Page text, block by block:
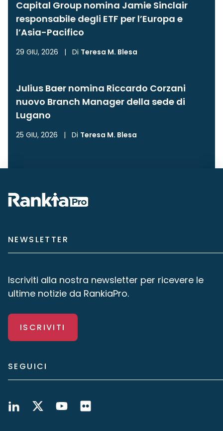
Capital Group nomina Jamie Sinclair
responsabile degli ETF per l’Europa e
l’Asia-Pacifico
29 GIU, 2026 | Di Teresa M. Blesa
Julius Baer nomina Riccardo Corzani
nuovo Branch Manager della sede di
Lugano
25 GIU, 2026 | Di Teresa M. Blesa
NEWSLETTER
Iscriviti alla nostra newsletter per ricevere le
ultime notizie da RankiaPro.
ISCRIVITI
SEGUICI